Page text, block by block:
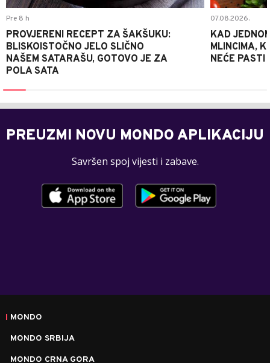
Pre 8 h
PROVJERENI RECEPT ZA ŠAKŠUKU:
BLISKOISTOČNO JELO SLIČNO
NAŠEM SATARAŠU, GOTOVO JE ZA
POLA SATA
07.08.2026.
KAD
MLINCIMA,
NEĆE PASTI
PREUZMI NOVU MONDO APLIKACIJU
Savršen spoj vijesti i zabave.
MONDO
MONDO SRBIJA
MONDO CRNA GORA